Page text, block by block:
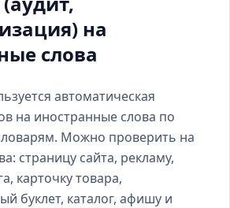
на
слова
автоматическая
на иностранные слова по
Можно проверить на
страницу сайта, рекламу,
карточку товара,
буклет, каталог, афишу и